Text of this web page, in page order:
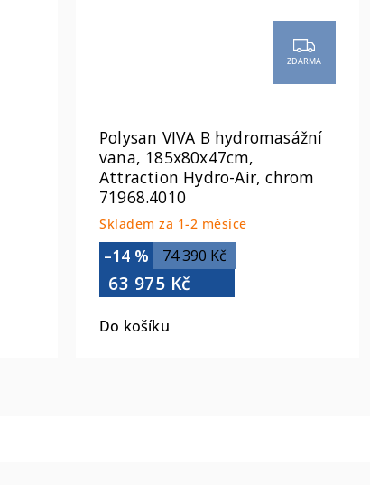
ZDARMA
Polysan VIVA B hydromasážní
vana, 185x80x47cm,
Attraction Hydro-Air, chrom
71968.4010
Skladem za 1-2 měsíce
74 390 Kč
–14 %
63 975 Kč
Do košíku